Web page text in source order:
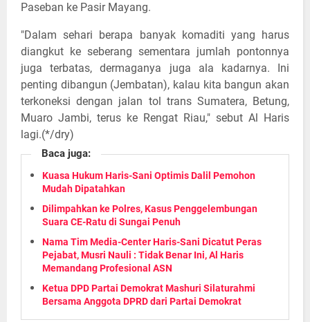
Paseban ke Pasir Mayang.
"Dalam sehari berapa banyak komaditi yang harus
diangkut ke seberang sementara jumlah pontonnya
juga terbatas, dermaganya juga ala kadarnya. Ini
penting dibangun (Jembatan), kalau kita bangun akan
terkoneksi dengan jalan tol trans Sumatera, Betung,
Muaro Jambi, terus ke Rengat Riau," sebut Al Haris
lagi.(*/dry)
Baca juga:
Kuasa Hukum Haris-Sani Optimis Dalil Pemohon
Mudah Dipatahkan
Dilimpahkan ke Polres, Kasus Penggelembungan
Suara CE-Ratu di Sungai Penuh
Nama Tim Media-Center Haris-Sani Dicatut Peras
Pejabat, Musri Nauli : Tidak Benar Ini, Al Haris
Memandang Profesional ASN
Ketua DPD Partai Demokrat Mashuri Silaturahmi
Bersama Anggota DPRD dari Partai Demokrat